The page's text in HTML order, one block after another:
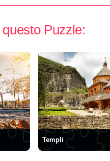
Puzzle:
Templi